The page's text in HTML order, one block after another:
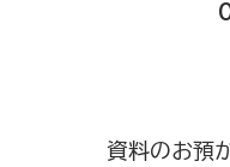
資料のお預